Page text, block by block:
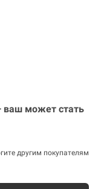
ваш может стать
другим покупателям